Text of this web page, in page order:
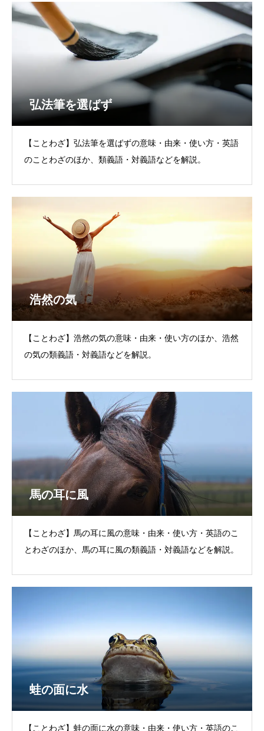
弘法筆を選ばず
【ことわざ】弘法筆を選ばずの意味・由来・使い方・英語
のことわざのほか、類義語・対義語などを解説。
浩然の気
【ことわざ】浩然の気の意味・由来・使い方のほか、浩然
の気の類義語・対義語などを解説。
馬の耳に風
【ことわざ】馬の耳に風の意味・由来・使い方・英語のこ
とわざのほか、馬の耳に風の類義語・対義語などを解説。
蛙の面に水
【ことわざ】蛙の面に水の意味・由来・使い方・英語のこ